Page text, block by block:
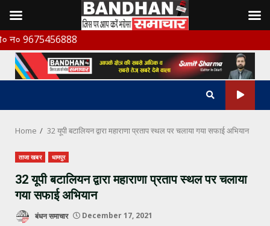
Skip
to
content
Home 32 यूपी बटालियन द्वारा महाराणा प्रताप स्थल पर चलाया गया सफाई अभियान
ताजा खबर धामपुर
32 यूपी बटालियन द्वारा महाराणा प्रताप स्थल पर चलाया
गया सफाई अभियान
बंधन समाचार December 17, 2021